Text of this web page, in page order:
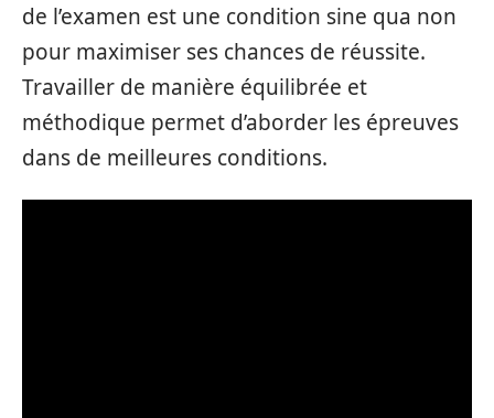
de l’examen est une condition sine qua non
pour maximiser ses chances de réussite.
Travailler de manière équilibrée et
méthodique permet d’aborder les épreuves
dans de meilleures conditions.